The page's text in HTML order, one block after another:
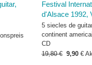
Festival
d'Alsace 1992,
5 siecles de
continent
CD
19,80 € 9,90 €